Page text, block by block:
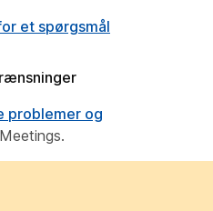
et spørgsmål
problemer og